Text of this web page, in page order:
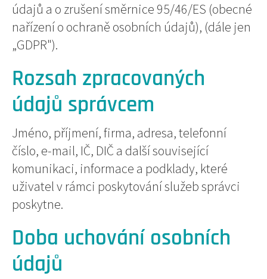
údajů a o zrušení směrnice 95/46/ES (obecné
nařízení o ochraně osobních údajů), (dále jen
„GDPR").
Rozsah zpracovaných
údajů správcem
Jméno, příjmení, firma, adresa, telefonní
číslo, e-mail, IČ, DIČ a další související
komunikaci, informace a podklady, které
uživatel v rámci poskytování služeb správci
poskytne.
Doba uchování osobních
údajů